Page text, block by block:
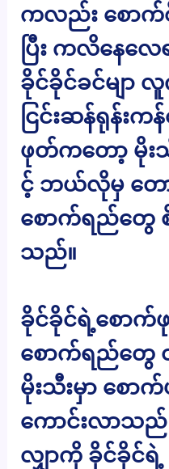
ကလည်း စောက်
ပြီး ကလိနေလ
ခိုင်ခိုင်ခင်မျ
ငြင်းဆန်ရုန်း
ဖုတ်ကတော့ မိုးသီ
င့် ဘယ်လိုမှ တေ
စောက်ရည်တွေ
သည်။
ခိုင်ခိုင်ရဲ့စော
စောက်ရည်တွေ
မိုးသီးမှာ စေ
ကောင်းလာသ
လျှာကို ခိုင်ခိုင်ရဲ့